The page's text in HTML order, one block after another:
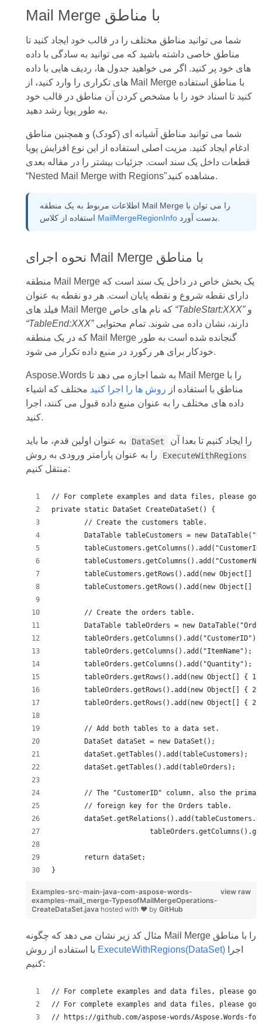
شما می توانید مناطق مختلف را در قالب خود ایجاد کنید تا
مناطق خاصی داشته باشید که می توانید به سادگی با داده
های خود پر کنید. اگر می خواهید جدول ها، ردیف هایی با داده
های تکراری را وارد کنید، از Mail Merge با مناطق استفاده
کنید تا اسناد خود را با مشخص کردن آن مناطق در قالب خود
به طور پویا رشد دهید.
شما می توانید مناطق آشیانه ای (کودک) و همچنین مناطق
ادغام ایجاد کنید. مزیت اصلی استفاده از این نوع افزایش پویا
قطعات داخل یک سند است. جزئیات بیشتر را در مقاله بعدی
“Nested Mail Merge with Regions"مشاهده کنید.
اطلاعات مربوط به یک منطقه Mail Merge را می توان با
MailMergeRegionInfo
منطقه Mail Merge یک بخش خاص در داخل یک سند است که
دارای نقطه شروع و نقطه پایان است. هر دو نقطه به عنوان
فیلد های Mail Merge که نام های خاص “TableStart:XXX” و
“TableEnd:XXX”دارند، نشان داده می شوند. تمام محتوایی
که در یک منطقه Mail Merge گنجانده شده است به طور
خودکار برای هر رکورد در منبع داده تکرار می شود.
Aspose.Words به شما اجازه می دهد تا Mail Merge را با
مناطق با استفاده از روش ها را اجرا کنید مختلف که اشیاء
داده های مختلف را به عنوان منبع داده قبول می کنند، اجرا
کنید.
DataSet
ExecuteWithRegions
منتقل کنیم:
// For complete examples and data files, please go
private static DataSet CreateDataSet() {
	// Create the customers table.
DataTable tableCustomers = new
tableCustomers.getRows().add(new Object[]
tableCustomers.getRows().add(new Object[]
	// Create the orders table.
DataTable tableOrders = new
	tableOrders.getColumns().add("CustomerID");
	tableOrders.getColumns().add("ItemName");
	tableOrders.getColumns().add("Quantity");
tableOrders.getRows().add(new Object[] {
tableOrders.getRows().add(new Object[] {
tableOrders.getRows().add(new Object[] {
	// Add both tables to a data set.
	DataSet dataSet = new DataSet();
	dataSet.getTables().add(tableCustomers);
	dataSet.getTables().add(tableOrders);
// The "CustomerID" column, also the
	// foreign key for the Orders table.
	return dataSet;
}
view raw
Examples-src-main-java-com-aspose-words-
examples-mail_merge-TypesofMailMergeOperations-
CreateDataSet.java hosted with ❤ by GitHub
مثال کد زیر نشان می دهد که چگونه Mail Merge را با مناطق
ExecuteWithRegions(DataSet)اجرا
کنیم:
// For complete examples and data files, please go
// For complete examples and data files, please go
// https://github.com/aspose-words/Aspose.Words-